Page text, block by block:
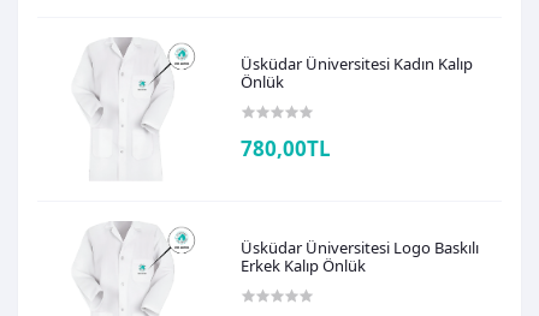
Üsküdar Üniversitesi Kadın Kalıp
Önlük
780,00TL
Üsküdar Üniversitesi Logo Baskılı
Erkek Kalıp Önlük